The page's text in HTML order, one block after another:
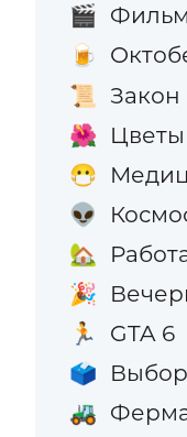
🎬 Фильм
🍺
📜 Закон
🌺 Цветы
😷
👽
🏡
🎉
🏃 GTA 6
🗳️
🚜